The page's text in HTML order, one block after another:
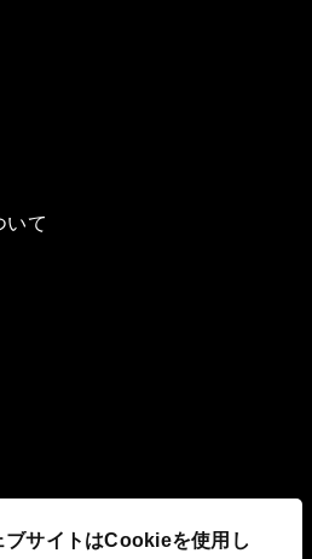
ブサイトはCookieを使用し
いて
組み